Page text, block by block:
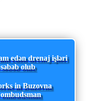
edən drenaj işləri
olub
in Buzovna